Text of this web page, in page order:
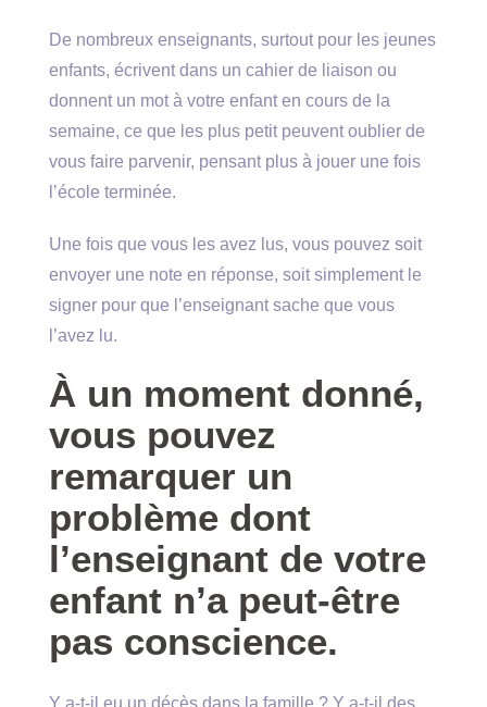
De nombreux enseignants, surtout pour les jeunes
enfants, écrivent dans un cahier de liaison ou
donnent un mot à votre enfant en cours de la
semaine, ce que les plus petit peuvent oublier de
vous faire parvenir, pensant plus à jouer une fois
l’école terminée.
Une fois que vous les avez lus, vous pouvez soit
envoyer une note en réponse, soit simplement le
signer pour que l’enseignant sache que vous
l’avez lu.
À un moment donné,
vous pouvez
remarquer un
problème dont
l’enseignant de votre
enfant n’a peut-être
pas conscience.
Y a-t-il eu un décès dans la famille ? Y a-t-il des